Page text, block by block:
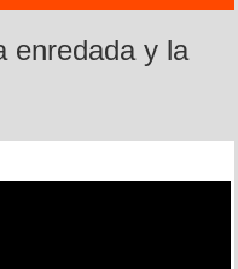
enredada y la